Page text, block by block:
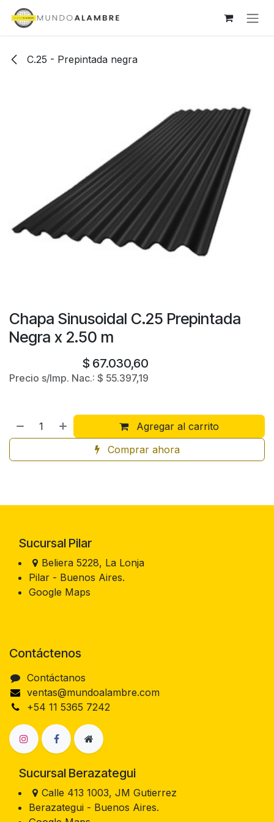
Ir al contenido
C.25 - Prepintada negra
Chapa Sinusoidal C.25 Prepintada
Negra x 2.50 m
$ 67.030,60
Precio s/Imp. Nac.: $ 55.397,19
Agregar al carrito
Comprar ahora
Sucursal Pilar
Beliera 5228, La Lonja
Pilar - Buenos Aires.
Google Maps
Contáctenos
Contáctanos
ventas@mundoalambre.com
+54 11 5365 7242
Sucursal Berazategui
Calle 413 1003, JM Gutierrez
Berazategui - Buenos Aires.